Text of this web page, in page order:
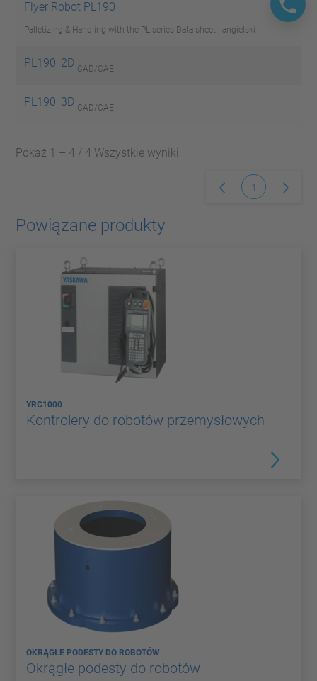
Flyer Robot PL190
Palletizing & Handling with the PL-series Data sheet | angielski
PL190_2D CAD/CAE |
PL190_3D CAD/CAE |
Pokaż 1 – 4 / 4 Wszystkie wyniki
1
Powiązane produkty
YRC1000
Kontrolery do robotów przemysłowych
OKRĄGŁE PODESTY DO ROBOTÓW
Okrągłe podesty do robotów